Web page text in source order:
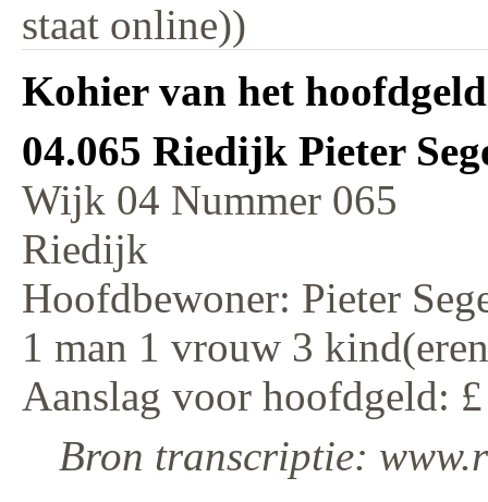
staat online))
Kohier van het
04.065 Riedijk Pieter
Wijk 04 Nummer 065
Riedijk
Hoofdbewoner: Pieter
1 man 1 vrouw 3
Aanslag voor hoofdgeld:
Bron transcriptie: